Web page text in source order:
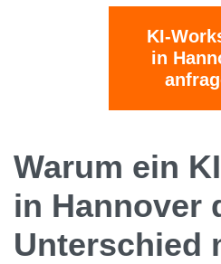
KI-
in
Warum ein
in Hannover
Unterschied